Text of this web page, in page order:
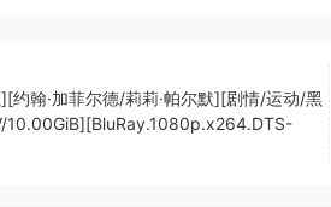
翰·加菲尔德/莉莉·帕尔默][剧情/运动/黑
10.00GiB][BluRay.1080p.x264.DTS-